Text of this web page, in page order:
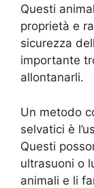
Questi
proprietà e
sicurezza
importante
allontanarli.
Un metodo
selvatici è
Questi
ultrasuoni o
animali e li